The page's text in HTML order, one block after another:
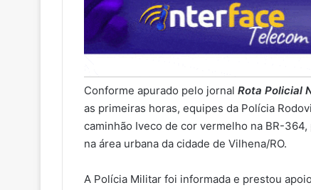
Conforme apurado pelo jornal Rota Policial
as primeiras horas, equipes da Polícia
caminhão Iveco de cor vermelho na BR-
na área urbana da cidade de Vilhena/RO.
A Polícia Militar foi informada e prestou